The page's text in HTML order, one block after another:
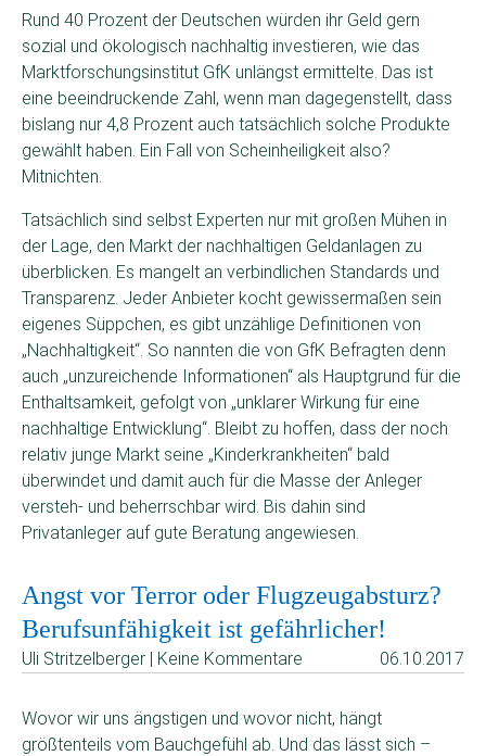
Rund 40 Prozent der Deutschen würden ihr Geld gern
sozial und ökologisch nachhaltig investieren, wie das
Marktforschungsinstitut GfK unlängst ermittelte. Das ist
eine beeindruckende Zahl, wenn man dagegenstellt, dass
bislang nur 4,8 Prozent auch tatsächlich solche Produkte
gewählt haben. Ein Fall von Scheinheiligkeit also?
Mitnichten.
Tatsächlich sind selbst Experten nur mit großen Mühen in
der Lage, den Markt der nachhaltigen Geldanlagen zu
überblicken. Es mangelt an verbindlichen Standards und
Transparenz. Jeder Anbieter kocht gewissermaßen sein
eigenes Süppchen, es gibt unzählige Definitionen von
„Nachhaltigkeit“. So nannten die von GfK Befragten denn
auch „unzureichende Informationen“ als Hauptgrund für die
Enthaltsamkeit, gefolgt von „unklarer Wirkung für eine
nachhaltige Entwicklung“. Bleibt zu hoffen, dass der noch
relativ junge Markt seine „Kinderkrankheiten“ bald
überwindet und damit auch für die Masse der Anleger
versteh- und beherrschbar wird. Bis dahin sind
Privatanleger auf gute Beratung angewiesen.
Angst vor Terror oder Flugzeugabsturz?
Berufsunfähigkeit ist gefährlicher!
Uli Stritzelberger | Keine Kommentare 06.10.2017
Wovor wir uns ängstigen und wovor nicht, hängt
größtenteils vom Bauchgefühl ab. Und das lässt sich –